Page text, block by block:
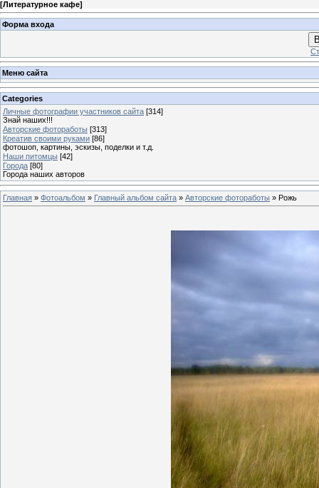
[Литературное кафе]
Форма входа
Меню сайта
Categories
Личные фотографии участников сайта [314]
Знай наших!!!
Авторские фотоработы [313]
Креатив своими руками [86]
фотошоп, картины, эскизы, поделки и т.д.
Наши питомцы [42]
Города [80]
Города наших авторов
Главная » Фотоальбом » Главный альбом сайта » Авторские фотоработы » Рожь